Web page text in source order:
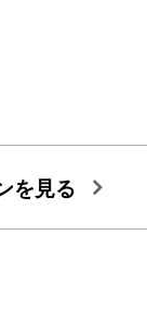
を見る